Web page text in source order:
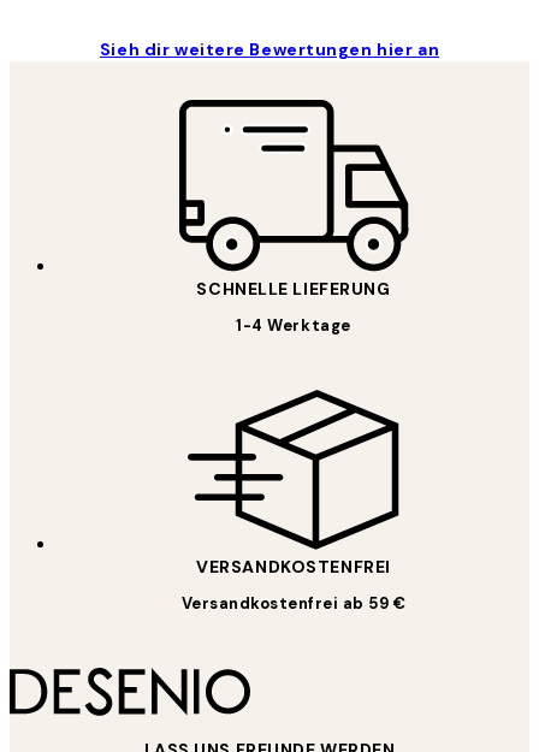
Sieh dir weitere Bewertungen hier an
SCHNELLE LIEFERUNG
1-4 Werktage
VERSANDKOSTENFREI
Versandkostenfrei ab 59 €